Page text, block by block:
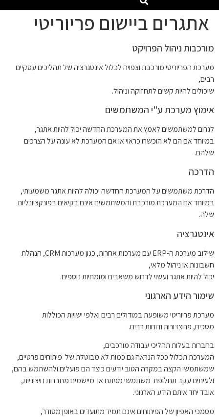
אתגרים ביישום פריוריטי
מורכבות ניהול הפרויקט
מערכת הפריוריטי מורכבת וצפויה לכלול אינטגרציה של תהליכים עסקיים
רבים,
שיכולים להיות קשים לתחזוקה וניהול.
אימוץ מערכת ע"י המשתמשים
לגרום למשתמשים לאמץ את המערכת החדשה יכול להיות אתגר,
במיוחד אם הם לא הוכשרו כראוי או אם המערכת לא עונה על הצרכים
שלהם.
הדרכה
הדרכת משתמשים על המערכת החדשה יכולה להיות אתגר משמעותי,
במיוחד אם המערכת מורכבת והמשתמשים אינם בקיאים בפונקציונליות
שלה.
אינטגרציה
שילוב מערכת ה-ERP עם מערכות אחרות, כגון מערכות CRM, הנהלת
חשבונות או ניהול מלאי,
יכול להיות אתגר ועשוי לדרוש משאבים ומומחיות נוספים.
שימור הידע הארגוני
מערכת פריוריטי משופעת במודולים רבים ואלפי ישויות הכוללות
מסכים, פרוצדורות ודוחות רבים.
בחברות בעלות תהליכי עבודה מורכבים,
המערכת תכלול ככל הנראה גם כמות לא מבוטלת של פיתוחים פרטיים,
שמשתמשי הקצה במקרה הטוב יודעים כיצד הם פועלים ולהשתמש בהם,
ולעיתים עקב תחלופת משתמשי מפתח או מיישמים מחברות חיצוניות,
אובד יחד איתם הידע הארגוני.
מסמכי האפיון של הפיתוחים אינם תמיד מתועדים באופן מסודר,